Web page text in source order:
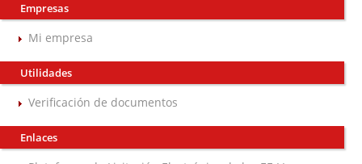
Empresas
Mi empresa
Utilidades
Verificación de documentos
Enlaces